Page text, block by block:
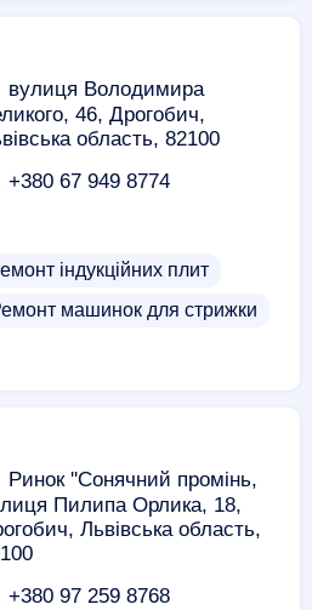
вулиця Володимира
46, Дрогобич,
область, 82100
+380 67 949 8774
індукційних плит
машинок для стрижки
Ринок ''Сонячний промінь,
Пилипа Орлика, 18,
Львівська область,
+380 97 259 8768